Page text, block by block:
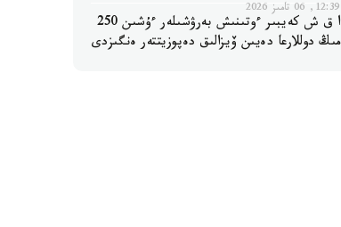
12:39, 06 تامىز 2026
ا ق ش كەيبىر ءوتىنىش بەرۋشىلەر ءۇشىن 250
مىڭ دوللارعا دەيىن ۆيزالىق دەپوزيتتەر ەنگىزدى